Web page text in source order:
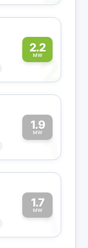
2.2
MW2
1.9
MW1
1.7
MW1